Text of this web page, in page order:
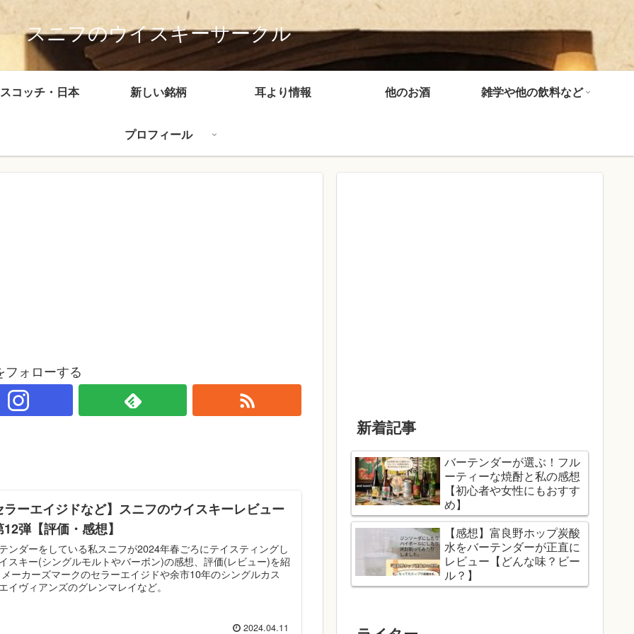
スニフのウイスキーサークル
コッチ・日本 新しい銘柄 耳より情報 他のお酒 雑学や他の飲料など
プロフィール
フォローする
ラーエイジドなど】スニフのウイスキーレビュー
弾【評価・感想】
ンダーをしている私スニフが2024年春ごろにテイスティングし
スキー(シングルモルトやバーボン)の感想、評価(レビュー)を紹
ーカーズマークのセラーエイジドや余市10年のシングルカス
イヴィアンズのグレンマレイなど。
2024.04.11
新着記事
バーテンダーが選ぶ！フル
ーティーな焼酎と私の感想
【初心者や女性にもおすす
め】
【感想】富良野ホップ炭酸
水をバーテンダーが正直に
レビュー【どんな味？ビー
ル？】